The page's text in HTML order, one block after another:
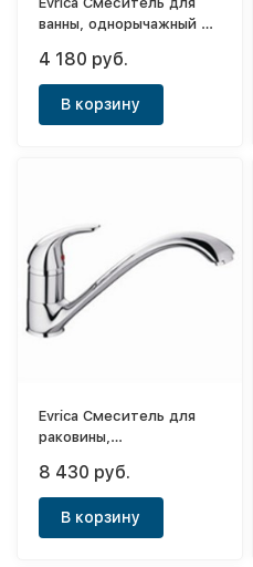
ванны, однорычажный с
35см
4 180 руб.
В корзину
Evrica Смеситель для
раковины,
носом Lux Violet
(бежевый)
8 430 руб.
В корзину